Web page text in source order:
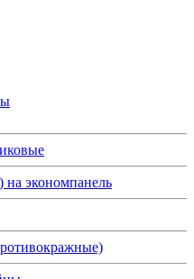
на экономпанель